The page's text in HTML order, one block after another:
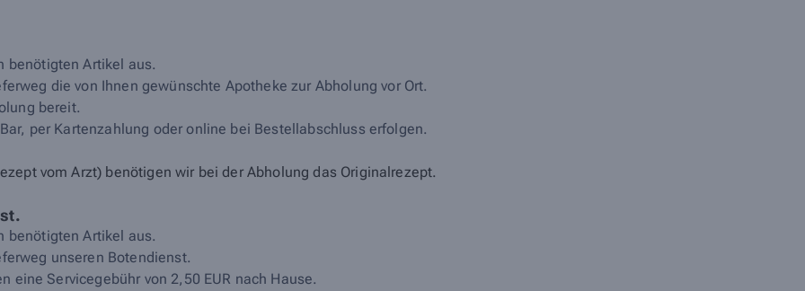
benötigten Artikel aus.
die von Ihnen gewünschte Apotheke zur Abholung vor Ort.
bereit.
per Kartenzahlung oder online bei Bestellabschluss erfolgen.
vom Arzt) benötigen wir bei der Abholung das Originalrezept.
benötigten Artikel aus.
unseren Botendienst.
eine Servicegebühr von 2,50 EUR nach Hause.